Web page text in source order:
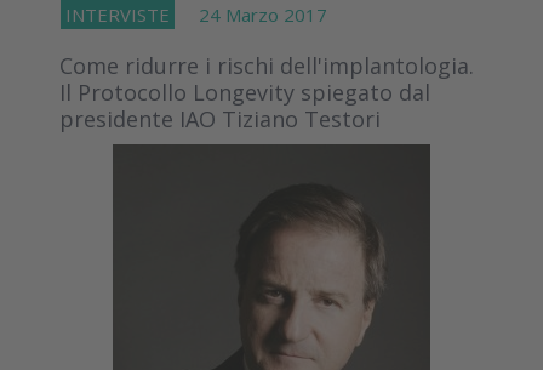
INTERVISTE 24 Marzo 2017
Come ridurre i rischi dell'implantologia.
Il Protocollo Longevity spiegato dal
presidente IAO Tiziano Testori